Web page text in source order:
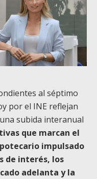
al séptimo
por el INE reflejan
subida interanual
que marcan el
impulsado
de interés, los
adelanta y la